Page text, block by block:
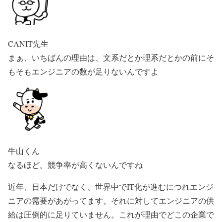
CANIT先生
まぁ、いちばんの理由は、文系だとか理系だとかの前にそ
もそもエンジニアの数が足りないんですよ
牛山くん
なるほど。競争率が高くないんですね
近年、日本だけでなく、世界中でIT化が進むにつれエンジ
ニアの需要があがってます。それに対してエンジニアの供
給は圧倒的に足りていません。これが理由でどこの企業で